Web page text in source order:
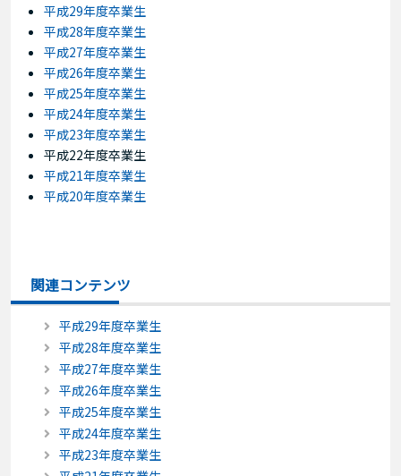
平成29年度卒業生
平成28年度卒業生
平成27年度卒業生
平成26年度卒業生
平成25年度卒業生
平成24年度卒業生
平成23年度卒業生
平成22年度卒業生
平成21年度卒業生
平成20年度卒業生
関連コンテンツ
平成29年度卒業生
平成28年度卒業生
平成27年度卒業生
平成26年度卒業生
平成25年度卒業生
平成24年度卒業生
平成23年度卒業生